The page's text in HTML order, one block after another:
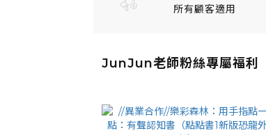
所有顧客適用
JunJun老師粉絲專屬福利